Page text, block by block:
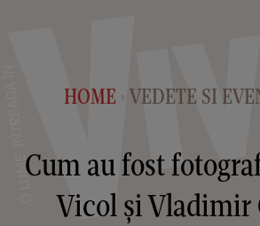
HOME > VEDETE SI
Cum au fost
Vicol și Vladimir